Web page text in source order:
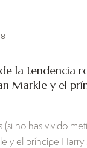
la tendencia
Markle y el
no has vivido
y el príncipe Harry